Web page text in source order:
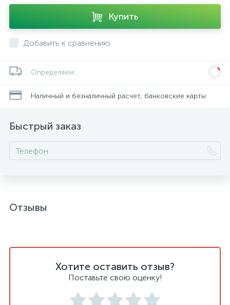
Купить
Добавить к сравнению
Определяем...
Наличный и безналичный расчет, банковские карты
Быстрый заказ
Отзывы
Хотите оставить отзыв?
Поставьте свою оценку!